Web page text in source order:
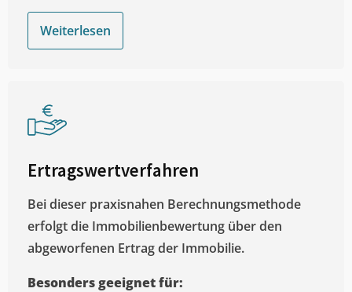
Weiterlesen
Ertragswertverfahren
Bei dieser praxisnahen Berechnungsmethode
erfolgt die Immobilienbewertung über den
abgeworfenen Ertrag der Immobilie.
Besonders geeignet für: